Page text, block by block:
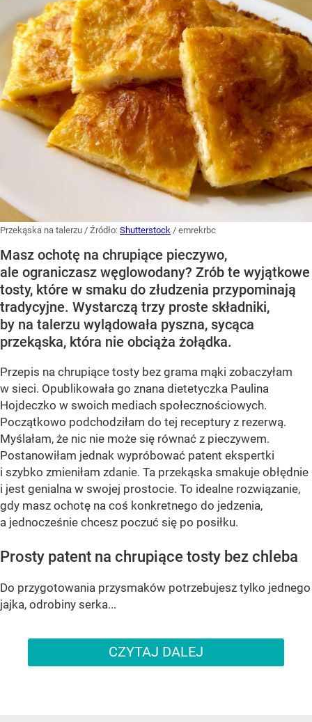
Przekąska na talerzu / Źródło: Shutterstock / emrekrbc
Masz ochotę na chrupiące pieczywo,
ale ograniczasz węglowodany? Zrób te wyjątkowe
tosty, które w smaku do złudzenia przypominają
tradycyjne. Wystarczą trzy proste składniki,
by na talerzu wylądowała pyszna, sycąca
przekąska, która nie obciąża żołądka.
Przepis na chrupiące tosty bez grama mąki zobaczyłam
w sieci. Opublikowała go znana dietetyczka Paulina
Hojdeczko w swoich mediach społecznościowych.
Początkowo podchodziłam do tej receptury z rezerwą.
Myślałam, że nic nie może się równać z pieczywem.
Postanowiłam jednak wypróbować patent ekspertki
i szybko zmieniłam zdanie. Ta przekąska smakuje obłędnie
i jest genialna w swojej prostocie. To idealne rozwiązanie,
gdy masz ochotę na coś konkretnego do jedzenia,
a jednocześnie chcesz poczuć się po posiłku.
Prosty patent na chrupiące tosty bez chleba
Do przygotowania przysmaków potrzebujesz tylko jednego
jajka, odrobiny serka...
CZYTAJ DALEJ